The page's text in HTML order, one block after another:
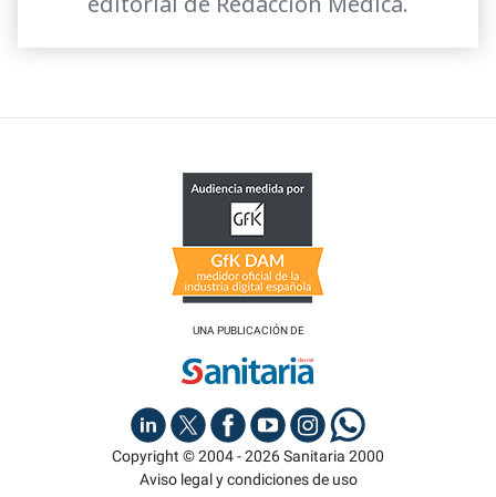
UNA PUBLICACIÓN DE
Copyright © 2004 - 2026 Sanitaria 2000
Aviso legal y condiciones de uso